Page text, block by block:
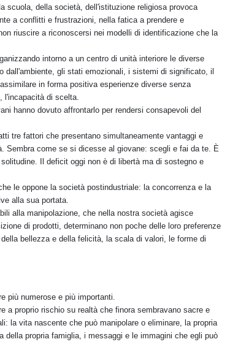
scuola, della società, dell'istituzione religiosa provoca
a conflitti e frustrazioni, nella fatica a prendere e
riuscire a riconoscersi nei modelli di identificazione che la
intorno a un centro di unità interiore le diverse
dall'ambiente, gli stati emozionali, i sistemi di significato, il
in forma positiva esperienze diverse senza
l'incapacità di scelta.
hanno dovuto affrontarlo per rendersi consapevoli del
tre fattori che presentano simultaneamente vantaggi e
Sembra come se si dicesse al giovane: scegli e fai da te. È
Il deficit oggi non è di libertà ma di sostegno e
le oppone la società postindustriale: la concorrenza e la
alla sua portata.
alla manipolazione, che nella nostra società agisce
di prodotti, determinano non poche delle loro preferenze
bellezza e della felicità, la scala di valori, le forme di
più numerose e più importanti.
a proprio rischio su realtà che finora sembravano sacre e
la vita nascente che può manipolare o eliminare, la propria
propria famiglia, i messaggi e le immagini che egli può